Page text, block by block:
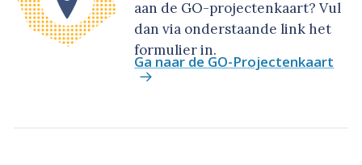
aan de GO-projectenkaart? Vul
dan via onderstaande link het
formulier in.
Ga naar de GO-Projectenkaart